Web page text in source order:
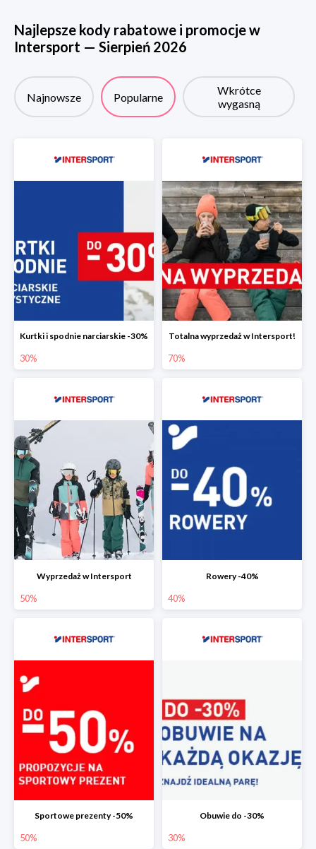
Najlepsze kody rabatowe i promocje w
Intersport — Sierpień 2026
Najnowsze Popularne
Wkrótce
wygasną
Kurtki i spodnie narciarskie -30%
30%
Totalna wyprzedaż w Intersport!
70%
Wyprzedaż w Intersport
50%
Rowery -40%
40%
Sportowe prezenty -50%
50%
Obuwie do -30%
30%